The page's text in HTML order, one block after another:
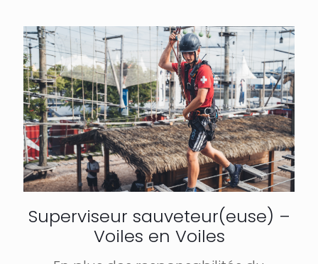
Superviseur sauveteur(euse) –
Voiles en Voiles